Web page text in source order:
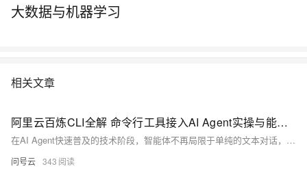
大数据与机器学习
相关文章
阿里云百炼CLI全解 命令行工具接入AI Agent实操与能力指南
在AI Agent快速普及的技术阶段，智能体不再局限于单纯的文本对话，而是需要融合文本生成、视觉处理、音视频创作、知识库检索、联网查询等多元化能力。传统的集成方式需要开发者对接不同接口、适配各类协议，开发流程繁琐，且难以统一管理多类AI服务。阿里云百炼CLI（Bailian CLI）是专为AI Agent场景打造的命令行工具，它将百炼平台一百五十余款大模型、十余项全栈AI能力进行统一封装，以轻量化命令行的形式对外提供调用入口。
问号云 343